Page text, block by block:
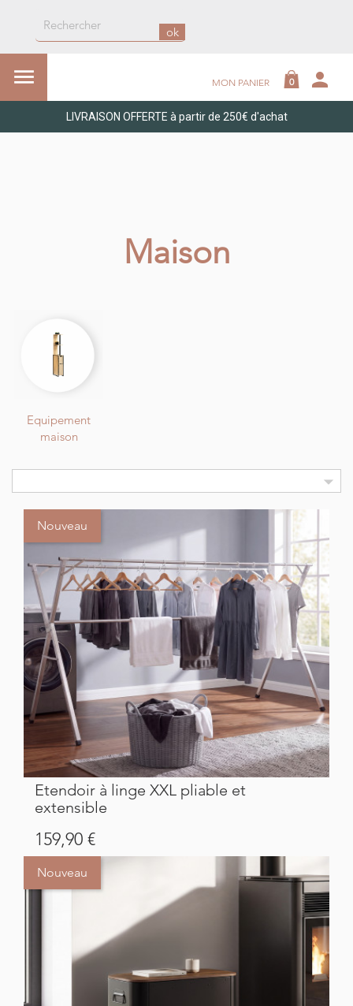
ok
 MON PANIER 0 person
LIVRAISON OFFERTE à partir de 250€ d'achat
Maison
Equipement
maison

Nouveau
Etendoir à linge XXL pliable et
extensible
Prix
159,90 €
Nouveau